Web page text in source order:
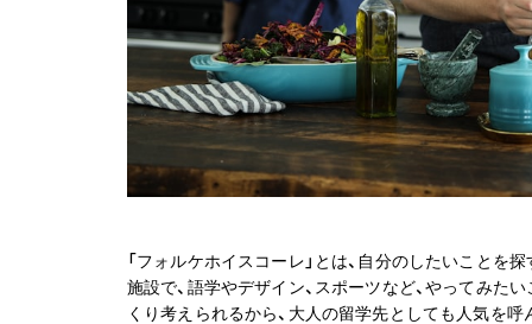
「フォルケホイスコーレ」とは、自分のしたいことを
施設で、語学やデザイン、スポーツなど、やってみた
くり考えられるから、大人の留学先としても人気を呼